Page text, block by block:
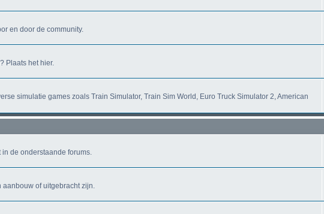
en door de community.
Plaats het hier.
simulatie games zoals Train Simulator, Train Sim World, Euro Truck Simulator 2, American
de onderstaande forums.
of uitgebracht zijn.